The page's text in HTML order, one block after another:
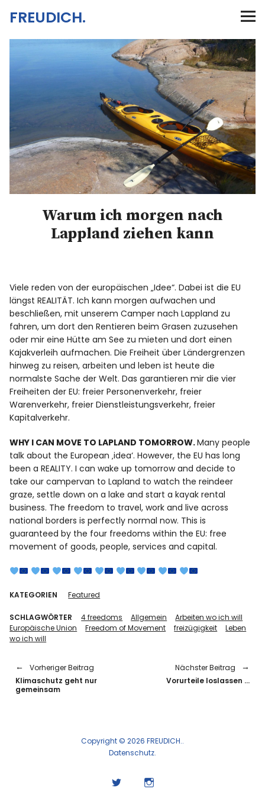
FREUDICH.
Meine Motivation
Mitfreuen & Zeichen setzen
Kontakt
Impressum
TwitterInstagram
Warum ich morgen nach
Lappland ziehen kann
Viele reden von der europäischen „Idee“. Dabei ist die EU
längst REALITÄT. Ich kann morgen aufwachen und
beschließen, mit unserem Camper nach Lappland zu
fahren, um dort den Rentieren beim Grasen zuzusehen
oder mir eine Hütte am See zu mieten und dort einen
Kajakverleih aufmachen. Die Freiheit über Ländergrenzen
hinweg zu reisen, arbeiten und leben ist heute die
normalste Sache der Welt. Das garantieren mir die vier
Freiheiten der EU: freier Personenverkehr, freier
Warenverkehr, freier Dienstleistungsverkehr, freier
Kapitalverkehr.
WHY I CAN MOVE TO LAPLAND TOMORROW.Many people
talk about the European ‚idea‘. However, the EU has long
been a REALITY. I can wake up tomorrow and decide to
take our campervan to Lapland to watch the reindeer
graze, settle down on a lake and start a kayak rental
business. The freedom to travel, work and live across
national borders is perfectly normal now. This is
guaranteed by the four freedoms within the EU: free
movement of goods, people, services and capital.
KATEGORIEN Featured
SCHLAGWÖRTER 4 freedoms Allgemein
Arbeiten wo ich will
Europäische Union
Freedom of Movement freizügigkeit
Leben
wo ich will
Vorheriger Beitrag
Klimaschutz geht nur
gemeinsam
Nächster Beitrag
Vorurteile loslassen …
Copyright © 2026 FREUDICH.
Datenschutz